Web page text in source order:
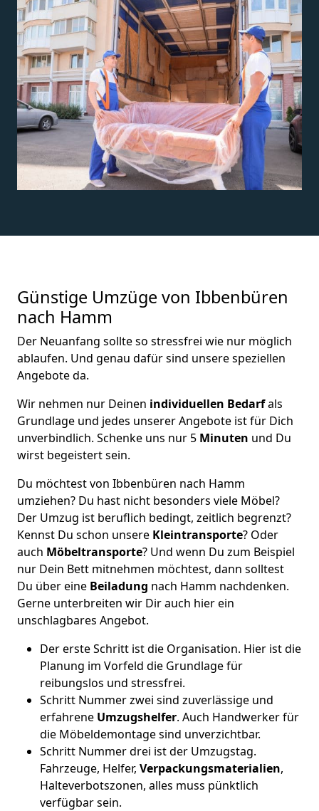
Günstige Umzüge von Ibbenbüren
nach Hamm
Der Neuanfang sollte so stressfrei wie nur möglich
ablaufen. Und genau dafür sind unsere speziellen
Angebote da.
Wir nehmen nur Deinen individuellen Bedarfals
Grundlage und jedes unserer Angebote ist für Dich
unverbindlich. Schenke uns nur 5 Minuten und Du
wirst begeistert sein.
Du möchtest von Ibbenbüren nach Hamm
umziehen? Du hast nicht besonders viele Möbel?
Der Umzug ist beruflich bedingt, zeitlich begrenzt?
Kennst Du schon unsere Kleintransporte? Oder
auch Möbeltransporte? Und wenn Du zum Beispiel
nur Dein Bett mitnehmen möchtest, dann solltest
Du über eine Beiladung nach Hamm nachdenken.
Gerne unterbreiten wir Dir auch hier ein
unschlagbares Angebot.
Der erste Schritt ist die Organisation. Hier ist die
Planung im Vorfeld die Grundlage für
reibungslos und stressfrei.
Schritt Nummer zwei sind zuverlässige und
erfahrene Umzugshelfer. Auch Handwerker für
die Möbeldemontage sind unverzichtbar.
Schritt Nummer drei ist der Umzugstag.
Fahrzeuge, Helfer, Verpackungsmaterialien,
Halteverbotszonen, alles muss pünktlich
verfügbar sein.